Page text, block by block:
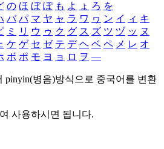
の ほ ぼ ぽ も よ ょ ろ を
バ パ マ ヤ ャ ラ ワ ヮ ン イ ィ キ
ミ リ ウ ゥ ク グ ス ズ ツ ヅ ッ ヌ
ケ ゲ セ ゼ テ デ ヘ ベ ペ メ レ オ
ボ ポ モ ヨ ョ ロ ヲ ―
pinyin(병음)방식으로 중국어를 변환
사용하시면 됩니다.